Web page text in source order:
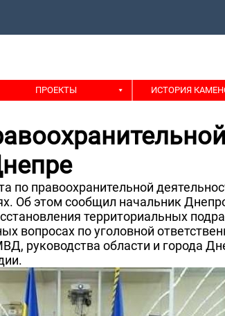
ПРОЕКТЫ ИСТОРИЯ
по правоохранительной
Об этом сообщил начальник
территориальных
вопросах по уголовной
руководства области и города